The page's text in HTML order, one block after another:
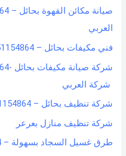
f
o
r
:
العربي
فني مكيفات بحائل – 0551154864 اتصل بنا – شركة العربي
شركة العربي
شركة تنظيف بحائل – 0551154864 اتصل بنا – شركة العربي
شركة تنظيف منازل بعرعر
طرق غسيل السجاد بسهولة – 0551154864- شركة العربي